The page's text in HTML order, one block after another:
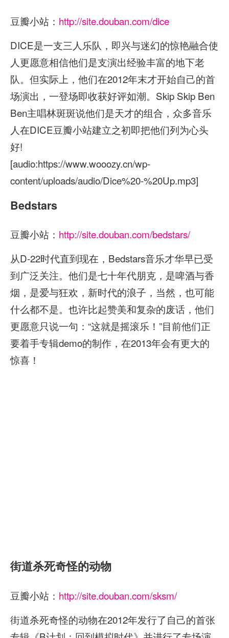
豆瓣小站： http://site.douban.com/dice
DICE是一支三人乐队，即兴与迷幻的惊艳融合使
人更愿意相信他们是支演出经验丰富的地下老
队。但实际上，他们在2012年末才开始自己的首
场演出，一登场即收获好评如潮。Skip Skip Ben
Ben主唱林斑斑说他们是天才的组合，众多音乐
人在DICE豆瓣小站建立之初即把他们列为心头
好!
[audio:https://www.wooozy.cn/wp-
content/uploads/audio/Dice%20-%20Up.mp3]
Bedstars
豆瓣小站： http://site.douban.com/bedstars/
从D-22时代直到现在，Bedstars音乐才华早已受
到广泛关注。他们是七十年代朋克，是啤酒与香
烟，是爱与狂欢，新时代的浪子，当然，也可能
什么都不是。也许比起赞美和复杂的废话，他们
更愿意只说一句：“这就是摇滚乐！”目前他们正
要着手专辑demo的制作，在2013年会有更大的
惊喜！
街道杀死奇怪的动物
豆瓣小站： http://site.douban.com/sksm/
街道杀死奇怪的动物在2012年发行了自己的首张